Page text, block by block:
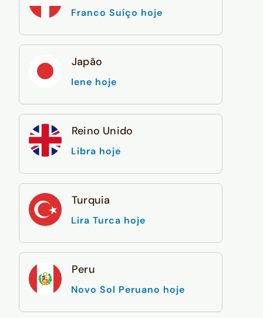
Franco Suíço hoje
Japão
Iene hoje
Reino Unido
Libra hoje
Turquia
Lira Turca hoje
Peru
Novo Sol Peruano hoje